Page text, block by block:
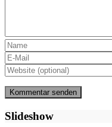
Slideshow